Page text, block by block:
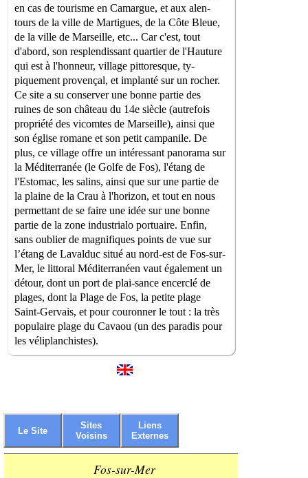
en cas de tourisme en Camargue, et aux alen-
tours de la ville de Martigues, de la Côte Bleue,
de la ville de Marseille, etc... Car c'est, tout
d'abord, son resplendissant quartier de l'Hauture
qui est à l'honneur, village pittoresque, ty-
piquement provençal, et implanté sur un rocher.
Ce site a su conserver une bonne partie des
ruines de son château du 14e siècle (autrefois
propriété des vicomtes de Marseille), ainsi que
son église romane et son petit campanile. De
plus, ce village offre un intéressant panorama sur
la Méditerranée (le Golfe de Fos), l'étang de
l'Estomac, les salins, ainsi que sur une partie de
la plaine de la Crau à l'horizon, et tout en nous
permettant de se faire une idée sur une bonne
partie de la zone industrialo portuaire. Enfin,
sans oublier de magnifiques points de vue sur
l’étang de Lavalduc situé au nord-est de Fos-sur-
Mer, le littoral Méditerranéen vaut également un
détour, dont un port de plai-sance encerclé de
plages, dont la Plage de Fos, la petite plage
Saint-Gervais, et pour couronner le tout : la très
populaire plage du Cavaou (un des paradis pour
les véliplanchistes).
Le Site
Sites
Voisins
Liens
Externes
Fos-sur-Mer